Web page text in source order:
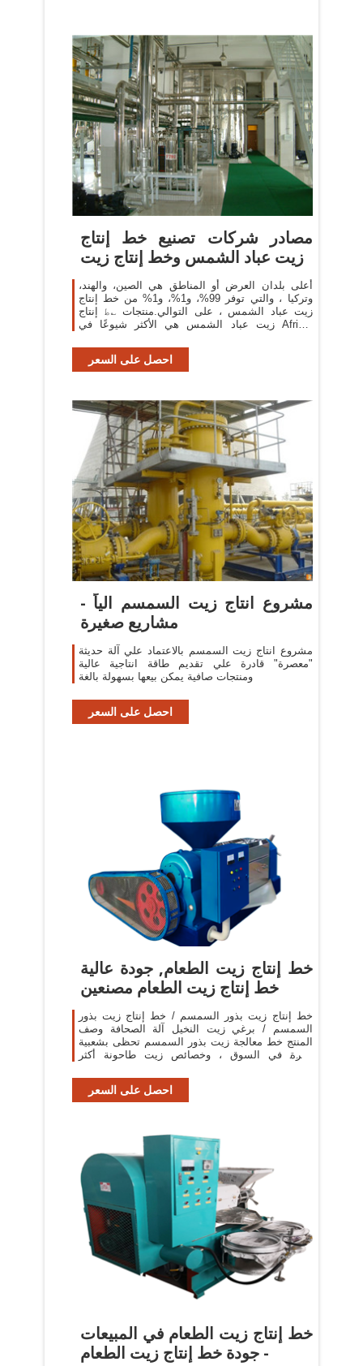
مصادر شركات تصنيع خط إنتاج
زيت عباد الشمس وخط إنتاج زيت
أعلى بلدان العرض أو المناطق هي الصين، والهند،
وتركيا ، والتي توفر 99%، و1%، و1% من خط إنتاج
زيت عباد الشمس ، على التوالي.منتجات ؎ط إنتاج
زيت عباد الشمس هي الأكثر شيوعًا في Africa،
احصل على السعر
مشروع انتاج زيت السمسم الياً -
مشاريع صغيرة
مشروع انتاج زيت السمسم بالاعتماد علي آلة حديثة
"معصرة" قادرة علي تقديم طاقة انتاجية عالية
ومنتجات صافية يمكن بيعها بسهولة بالغة
احصل على السعر
خط إنتاج زيت الطعام, جودة عالية
خط إنتاج زيت الطعام مصنعين
خط إنتاج زيت بذور السمسم / خط إنتاج زيت بذور
السمسم / برغي زيت النخيل آلة الصحافة وصف
المنتج خط معالجة زيت بذور السمسم تحظى بشعبية
كبيرة في السوق ، وخصائص زيت طاحونة أكثر
احصل على السعر
خط إنتاج زيت الطعام في المبيعات
- جودة خط إنتاج زيت الطعام